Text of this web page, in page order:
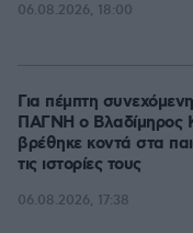
06.08.2026, 18:00
Για πέμπτη
ΠΑΓΝΗ ο Βλαδίμηρος
βρέθηκε κοντά στα
τις ιστορίες τους
06.08.2026, 17:38